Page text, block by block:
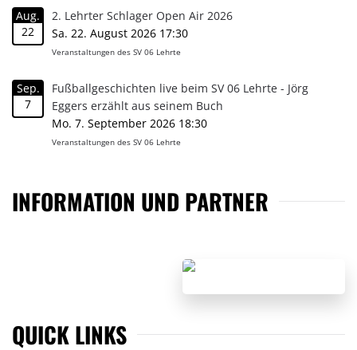
Aug.
22
2. Lehrter Schlager Open Air 2026
Sa. 22. August 2026 17:30
Veranstaltungen des SV 06 Lehrte
Sep.
7
Fußballgeschichten live beim SV 06 Lehrte - Jörg
Eggers erzählt aus seinem Buch
Mo. 7. September 2026 18:30
Veranstaltungen des SV 06 Lehrte
INFORMATION UND PARTNER
QUICK LINKS